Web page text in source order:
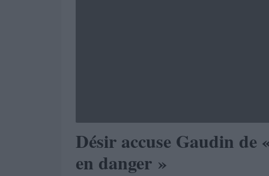
Désir accuse Gaudin de
en danger »